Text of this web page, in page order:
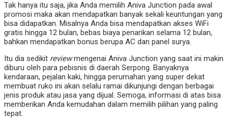
Tak hanya itu saja, jika Anda memilih Aniva Junction pada awal
promosi maka akan mendapatkan banyak sekali keuntungan yang
bisa didapatkan. Misalnya Anda bisa mendapatkan akses WiFi
gratis hingga 12 bulan, bebas biaya penarikan selama 12 bulan,
bahkan mendapatkan bonus berupa AC dan panel surya.
Itu dia sedikit reviewmengenai Aniva Junction yang saat ini makin
diburu oleh para pebisnis di daerah Serpong. Banyaknya
kendaraan, pejalan kaki, hingga perumahan yang super dekat
membuat ruko ini akan selalu ramai dikunjungi dengan berbagai
jenis produk atau jasa yang dijual. Semoga, informasi di atas bisa
memberikan Anda kemudahan dalam memilih pilihan yang paling
tepat.